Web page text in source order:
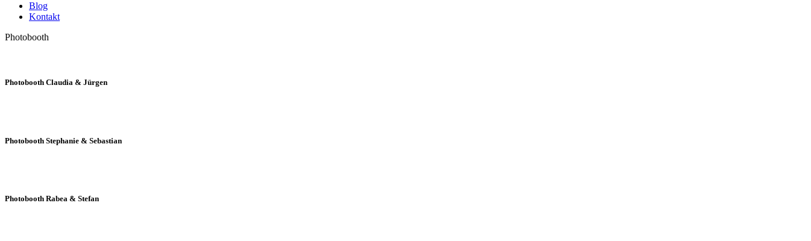
Blog
Kontakt
Photobooth
Photobooth Claudia & Jürgen
Photobooth Stephanie & Sebastian
Photobooth Rabea & Stefan